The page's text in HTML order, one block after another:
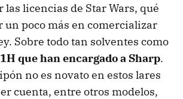
las licencias de Star Wars, qué
poco más en comercializar
Sobre todo tan solventes como
que han encargado a Sharp.
no es novato en estos lares
cuenta, entre otros modelos,